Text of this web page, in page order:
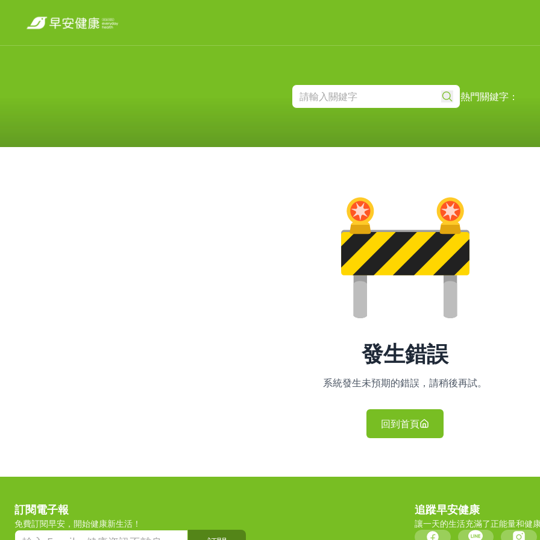
熱門關鍵字：
發生錯誤
系統發生未預期的錯誤，請稍後再試。
回到首頁
訂閱電子報
免費訂閱早安，開始健康新生活！
追蹤早安健康
讓一天的生活充滿了正能量和健